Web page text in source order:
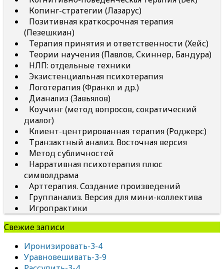
Копинг-стратегии (Лазарус)
Позитивная краткосрочная терапия
(Пезешкиан)
Терапия принятия и ответственности (Хейс)
Теории научения (Павлов, Скиннер, Бандура)
НЛП: отдельные техники
Экзистенциальная психотерапия
Логотерапия (Франкл и др.)
Дианализ (Завьялов)
Коучинг (метод вопросов, сократический
диалог)
Клиент-центрированная терапия (Роджерс)
Транзактный анализ. Восточная версия
Метод субличностей
Нарративная психотерапия плюс
символдрама
Арттерапия. Создание произведений
Группанализ. Версия для мини-коллектива
Игропрактики
Свежие записи
Иронизировать-3-4
Уравновешивать-3-9